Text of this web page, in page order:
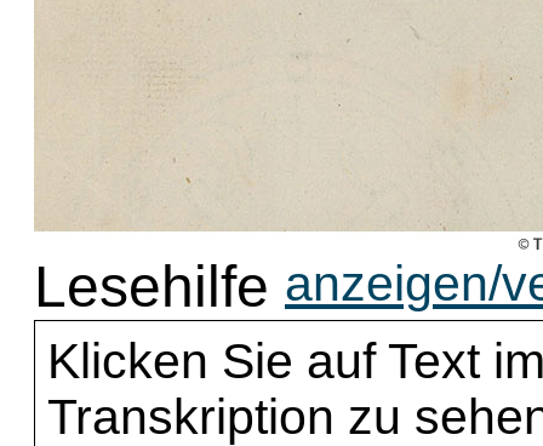
Lesehilfe anzeigen/
Klicken Sie auf Text
Transkription zu